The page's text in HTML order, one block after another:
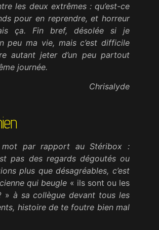
les deux extrêmes : qu’est-ce
pour en reprendre, et horreur
ça. Fin bref, désolée si je
peu ma vie, mais c’est difficile
autant jeter d’un peu partout
journée.
Chrisalyde
par rapport au Stéribox :
pas des regards dégoutés ou
plus que désagréables, c’est
qui beugle « ils sont ou les
» à sa collègue devant tous les
histoire de te foutre bien mal